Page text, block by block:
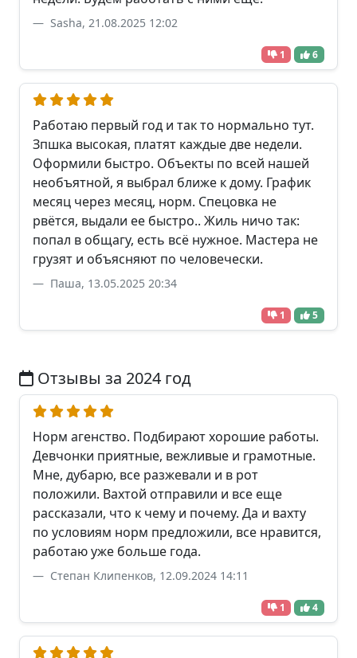
Sasha, 21.08.2025 12:02
1 6
Работаю первый год и так то нормально тут.
Зпшка высокая, платят каждые две недели.
Оформили быстро. Объекты по всей нашей
необъятной, я выбрал ближе к дому. График
месяц через месяц, норм. Спецовка не
рвётся, выдали ее быстро.. Жиль ничо так:
попал в общагу, есть всё нужное. Мастера не
грузят и объясняют по человечески.
Паша, 13.05.2025 20:34
1 5
Отзывы за 2024 год
Норм агенство. Подбирают хорошие работы.
Девчонки приятные, вежливые и грамотные.
Мне, дубарю, все разжевали и в рот
положили. Вахтой отправили и все еще
рассказали, что к чему и почему. Да и вахту
по условиям норм предложили, все нравится,
работаю уже больше года.
Степан Клипенков, 12.09.2024 14:11
1 4